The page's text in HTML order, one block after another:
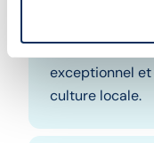
guidées,
Partez à la
exceptionnel
culture locale.